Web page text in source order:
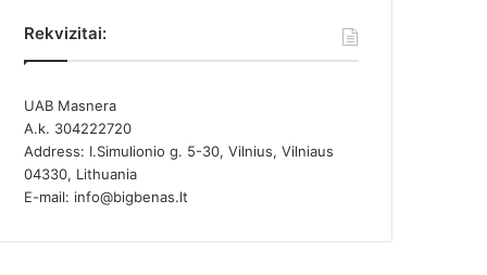
Rekvizitai:
UAB Masnera
A.k. 304222720
Address: I.Simulionio g. 5-30, Vilnius, Vilniaus
04330, Lithuania
E-mail: info@bigbenas.lt